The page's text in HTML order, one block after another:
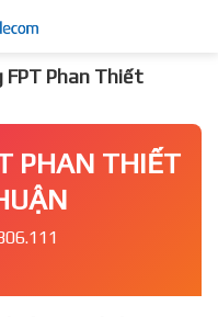
FPT Phan Thiết
PHAN THIẾT